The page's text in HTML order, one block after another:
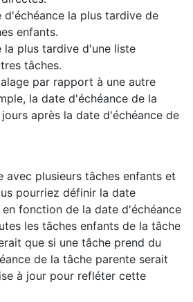
d'échéance la plus tardive de
enfants.
la plus tardive d'une liste
tâches.
par rapport à une autre
la date d'échéance de la
après la date d'échéance de
avec plusieurs tâches enfants et
pourriez définir la date
fonction de la date d'échéance
les tâches enfants de la tâche
que si une tâche prend du
de la tâche parente serait
à jour pour refléter cette